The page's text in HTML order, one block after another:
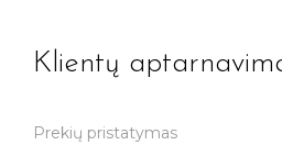
Klientų
Prekių pristatymas